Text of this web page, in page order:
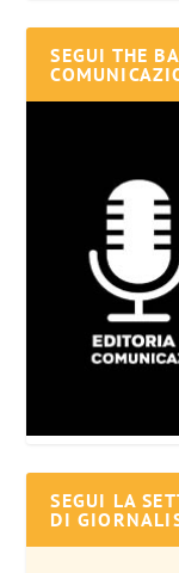
SEGUI THE
SEGUI LA
DI